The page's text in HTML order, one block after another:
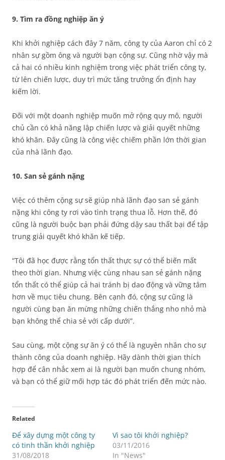
9. Tìm ra đồng nghiệp ăn ý
Khi khởi nghiệp cách đây 7 năm, công ty của Aaron chỉ có 2
nhân sự gồm ông và người bạn cộng sự. Cũng nhờ vậy mà
cả hai có nhiều kinh nghiệm trong việc phát triển công ty,
từ lên chiến lược, duy trì mức tăng trưởng ổn định hay
kiếm lời.
Đối với một doanh nghiệp muốn mở rộng quy mô, người
chủ cần có khả năng lập chiến lược và giải quyết những
khó khăn. Đây cũng là công việc chiếm phần lớn thời gian
của nhà lãnh đạo.
10. San sẻ gánh nặng
Việc có thêm cộng sự sẽ giúp nhà lãnh đạo san sẻ gánh
nặng khi công ty rơi vào tình trạng thua lỗ. Hơn thế, đó
cũng là người buộc bạn phải đứng dậy sau thất bại để tập
trung giải quyết khó khăn kế tiếp.
“Tôi đã học được rằng tổn thất thực sự có thể biến mất
theo thời gian. Nhưng việc cùng nhau san sẻ gánh nặng
tổn thất có thể giúp cả hai tránh bị dao động và vững tâm
hơn về mục tiêu chung. Bên cạnh đó, cộng sự cũng là
người cùng bạn ăn mừng những chiến thắng nho nhỏ mà
bạn không thể chia sẻ với cấp dưới”.
Sau cùng, một cộng sự ăn ý có thể là nguyên nhân cho sự
thành công của doanh nghiệp. Hãy dành thời gian thích
hợp để cân nhắc xem ai là người bạn muốn chung nhóm,
và bạn có thể giữ mối hợp tác đó phát triển đến mức nào.
Related
Để xây dựng một công ty
có tinh thần khởi nghiệp
31/08/2018
Vì sao tôi khởi nghiệp?
03/11/2016
In "News"